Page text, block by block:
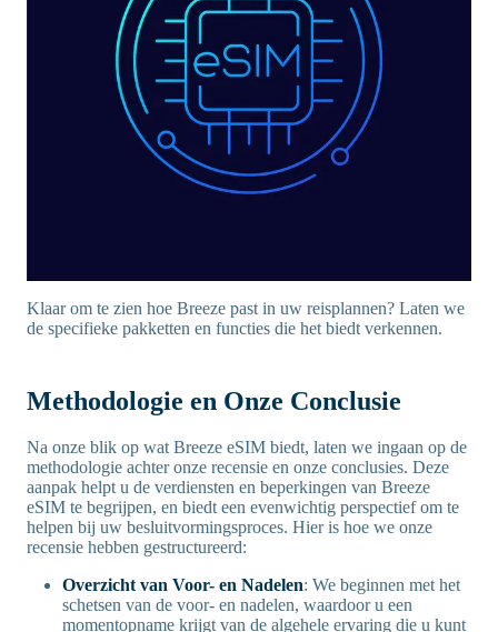
Klaar om te zien hoe Breeze past in uw reisplannen? Laten we
de specifieke pakketten en functies die het biedt verkennen.
Methodologie en Onze Conclusie
Na onze blik op wat Breeze eSIM biedt, laten we ingaan op de
methodologie achter onze recensie en onze conclusies. Deze
aanpak helpt u de verdiensten en beperkingen van Breeze
eSIM te begrijpen, en biedt een evenwichtig perspectief om te
helpen bij uw besluitvormingsproces. Hier is hoe we onze
recensie hebben gestructureerd:
Overzicht van Voor- en Nadelen: We beginnen met het
schetsen van de voor- en nadelen, waardoor u een
momentopname krijgt van de algehele ervaring die u kunt